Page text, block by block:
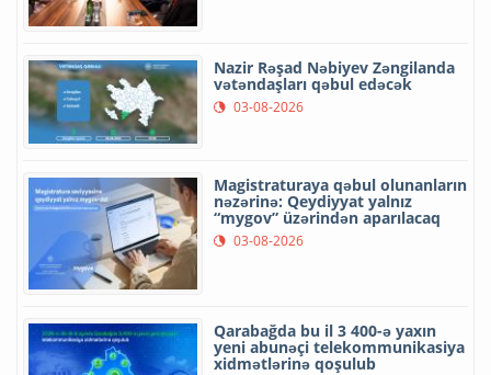
Nazir Rəşad Nəbiyev Zəngilanda
vətəndaşları qəbul edəcək
03-08-2026
Magistraturaya qəbul olunanların
nəzərinə: Qeydiyyat yalnız
“mygov” üzərindən aparılacaq
03-08-2026
Qarabağda bu il 3 400-ə yaxın
yeni abunəçi telekommunikasiya
xidmətlərinə qoşulub